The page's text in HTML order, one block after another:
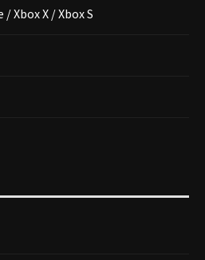
/ Xbox X / Xbox S